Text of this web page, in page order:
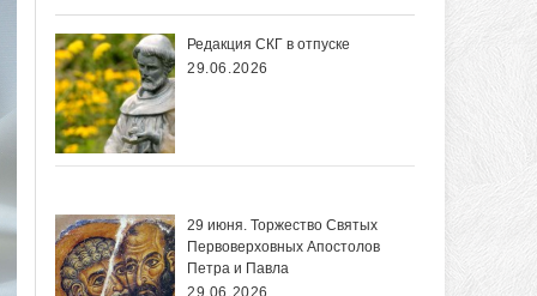
Редакция СКГ в отпуске
29.06.2026
29 июня. Торжество Святых
Первоверховных Апостолов
Петра и Павла
29.06.2026